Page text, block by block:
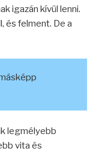
igazán kívül lenni.
és felment. De a
legmélyebb
vita és